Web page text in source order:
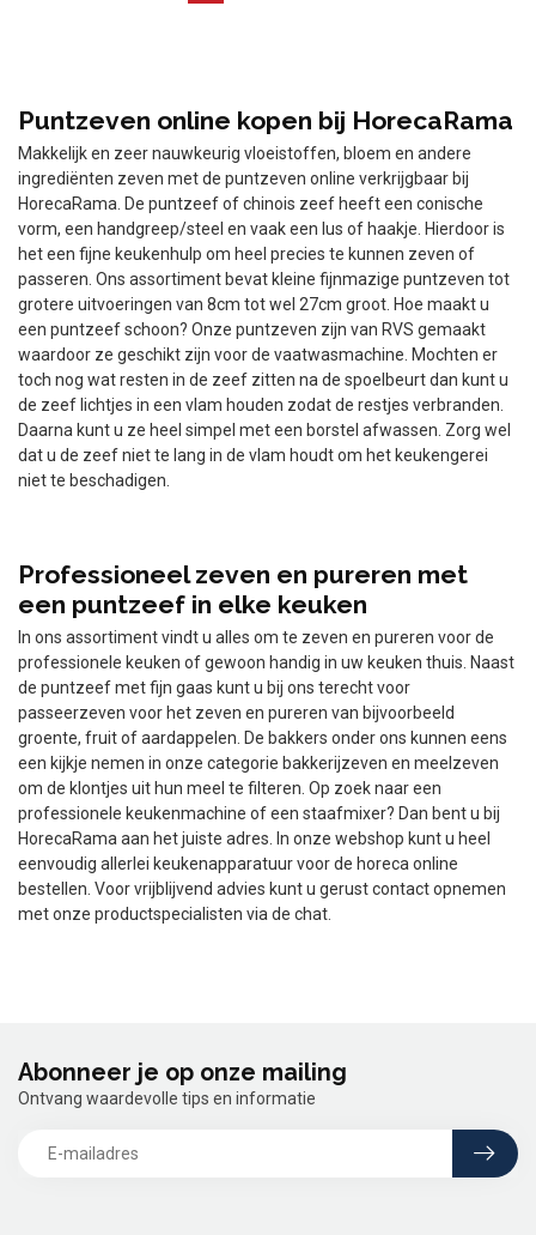
Puntzeven online kopen bij HorecaRama
Makkelijk en zeer nauwkeurig vloeistoffen, bloem en andere
ingrediënten zeven met de puntzeven online verkrijgbaar bij
HorecaRama. De puntzeef of chinois zeef heeft een conische
vorm, een handgreep/steel en vaak een lus of haakje. Hierdoor is
het een fijne keukenhulp om heel precies te kunnen zeven of
passeren. Ons assortiment bevat kleine fijnmazige puntzeven tot
grotere uitvoeringen van 8cm tot wel 27cm groot. Hoe maakt u
een puntzeef schoon? Onze puntzeven zijn van RVS gemaakt
waardoor ze geschikt zijn voor de vaatwasmachine. Mochten er
toch nog wat resten in de zeef zitten na de spoelbeurt dan kunt u
de zeef lichtjes in een vlam houden zodat de restjes verbranden.
Daarna kunt u ze heel simpel met een borstel afwassen. Zorg wel
dat u de zeef niet te lang in de vlam houdt om het keukengerei
niet te beschadigen.
Professioneel zeven en pureren met
een puntzeef in elke keuken
In ons assortiment vindt u alles om te zeven en pureren voor de
professionele keuken of gewoon handig in uw keuken thuis. Naast
de puntzeef met fijn gaas kunt u bij ons terecht voor
passeerzeven voor het zeven en pureren van bijvoorbeeld
groente, fruit of aardappelen. De bakkers onder ons kunnen eens
een kijkje nemen in onze categorie bakkerijzeven en meelzeven
om de klontjes uit hun meel te filteren. Op zoek naar een
professionele keukenmachine of een staafmixer? Dan bent u bij
HorecaRama aan het juiste adres. In onze webshop kunt u heel
eenvoudig allerlei keukenapparatuur voor de horeca online
bestellen. Voor vrijblijvend advies kunt u gerust contact opnemen
met onze productspecialisten via de chat.
Abonneer je op onze mailing
Ontvang waardevolle tips en informatie